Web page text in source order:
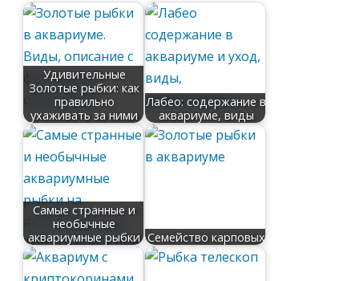
Удивительные
Золотые рыбки: как
правильно
ухаживать за ними
Лабео: содержание в
аквариуме, виды
Самые странные и
необычные
аквариумные рыбки Семейство карповых